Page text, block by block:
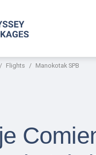
Flights Manokotak SPB